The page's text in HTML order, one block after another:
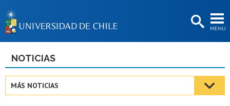
MENÚ
BIBLIOTECAS
Estudiantes
NOTICIAS
MÁS NOTICIAS